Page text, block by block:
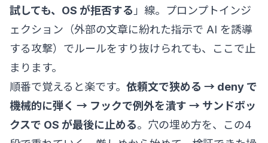
試しても、OS が拒否する 」線。プロンプトインジ
ェクション（外部の文章に紛れた指示で AI を誘導
する攻撃）でルールをすり抜けられても、ここで止
まります。
順番で覚えると楽です。 依頼文で狭める → deny で
機械的に弾く → フックで例外を潰す → サンドボッ
クスで OS が最後に止める。穴の埋め方を、この4